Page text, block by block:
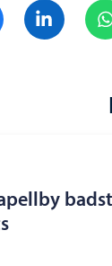
Dela på Facebook
Dela